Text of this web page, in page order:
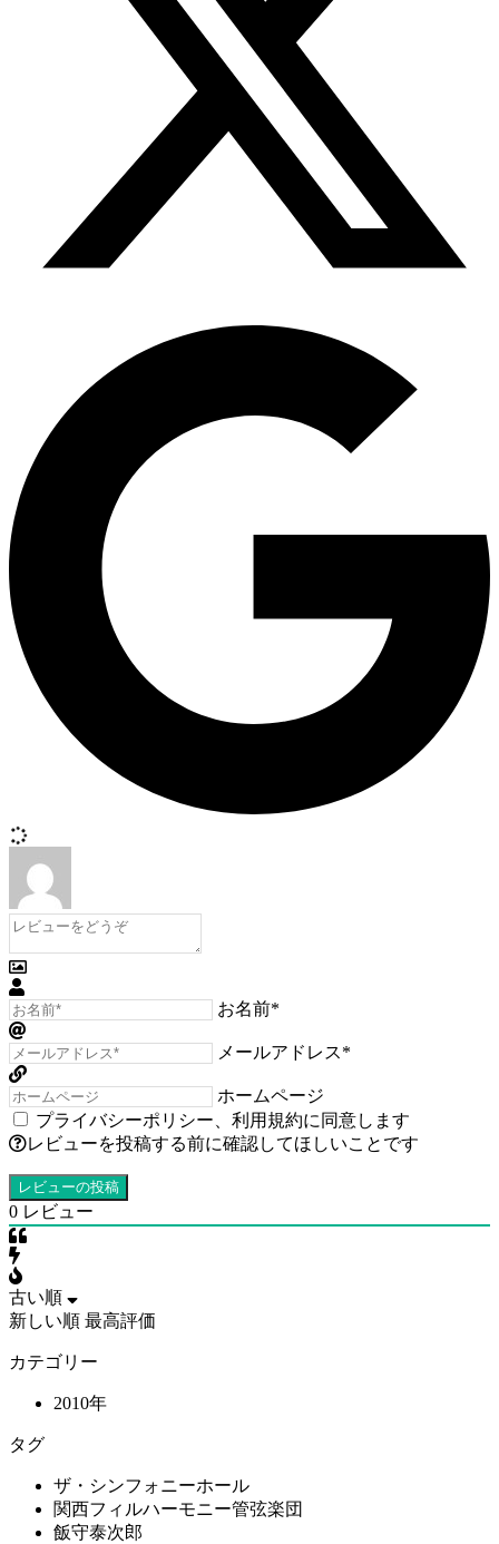
お名前*
メールアドレス*
ホームページ
プライバシーポリシー
利用規約に同意します
レビューを投稿する前に確認してほしいことです
0 レビュー
古い順
新しい順 最高評価
カテゴリー
2010年
タグ
ザ・シンフォニーホール
関西フィルハーモニー管弦楽団
飯守泰次郎